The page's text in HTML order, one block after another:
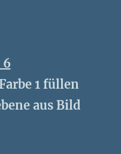
6
1 füllen
aus Bild